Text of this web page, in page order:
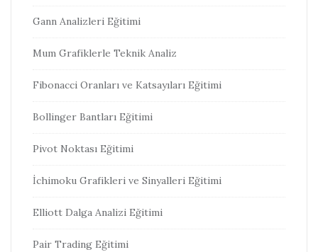
Gann Analizleri Eğitimi
Mum Grafiklerle Teknik Analiz
Fibonacci Oranları ve Katsayıları Eğitimi
Bollinger Bantları Eğitimi
Pivot Noktası Eğitimi
İchimoku Grafikleri ve Sinyalleri Eğitimi
Elliott Dalga Analizi Eğitimi
Pair Trading Eğitimi